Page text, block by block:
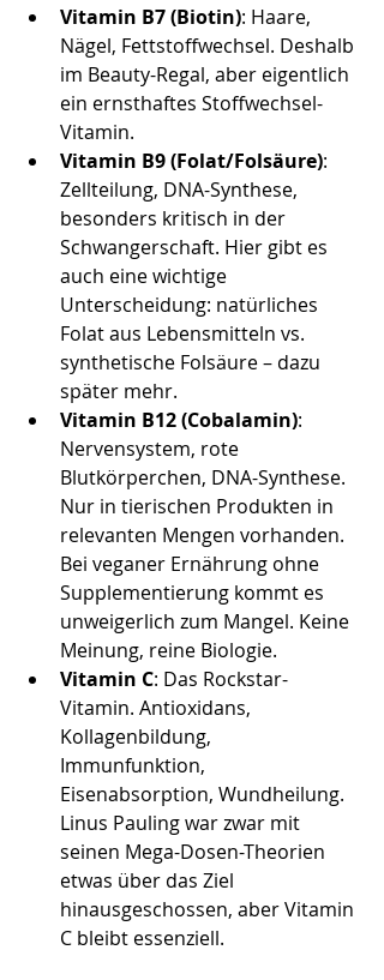
Vitamin B7 (Biotin): Haare,
Nägel, Fettstoffwechsel. Deshalb
im Beauty-Regal, aber eigentlich
ein ernsthaftes Stoffwechsel-
Vitamin.
Vitamin B9 (Folat/Folsäure):
Zellteilung, DNA-Synthese,
besonders kritisch in der
Schwangerschaft. Hier gibt es
auch eine wichtige
Unterscheidung: natürliches
Folat aus Lebensmitteln vs.
synthetische Folsäure – dazu
später mehr.
Vitamin B12 (Cobalamin):
Nervensystem, rote
Blutkörperchen, DNA-Synthese.
Nur in tierischen Produkten in
relevanten Mengen vorhanden.
Bei veganer Ernährung ohne
Supplementierung kommt es
unweigerlich zum Mangel. Keine
Meinung, reine Biologie.
Vitamin C: Das Rockstar-
Vitamin. Antioxidans,
Kollagenbildung,
Immunfunktion,
Eisenabsorption, Wundheilung.
Linus Pauling war zwar mit
seinen Mega-Dosen-Theorien
etwas über das Ziel
hinausgeschossen, aber Vitamin
C bleibt essenziell.